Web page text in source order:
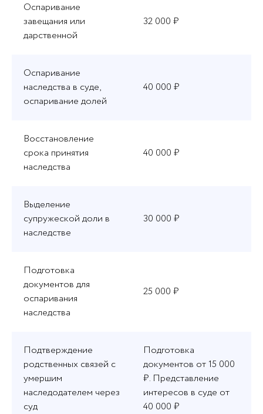
Оспаривание
завещания или
дарственной
32 000 ₽
Оспаривание
наследства в суде,
оспаривание долей
40 000 ₽
Восстановление
срока принятия
наследства
40 000 ₽
Выделение
супружеской доли в
наследстве
30 000 ₽
Подготовка
документов для
оспаривания
наследства
25 000 ₽
Подтверждение
родственных связей с
умершим
наследодателем через
суд
Подготовка
документов от 15 000
₽. Представление
интересов в суде от
40 000 ₽